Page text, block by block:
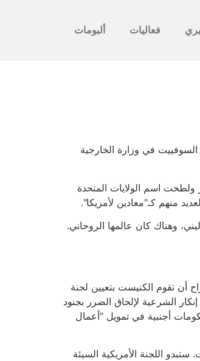
فعاليات ألبومات
في وزارة الخارجية
ولطخت اسم الولايات المتحدة
منهم كـ"معادين لأمريكا".
وهناك كان عالمها الروحاني.
أن تقوم الكنيست بتعيين لجنة
الشرعية لإلحاق الضرر بجنود
أجنبية في تمويل "أعمال
اللجنة الأمريكية السيئة